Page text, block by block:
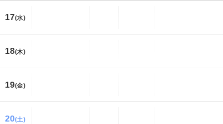
17(水)
18(木)
19(金)
20(土)